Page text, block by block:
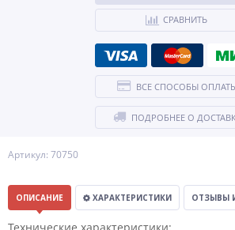
Артикул: 70750
СРАВНИТЬ
ВСЕ СПОСОБЫ
ПОДРОБНЕЕ О
ОПИСАНИЕ ХАРАКТЕРИСТИКИ ОТЗЫВЫ